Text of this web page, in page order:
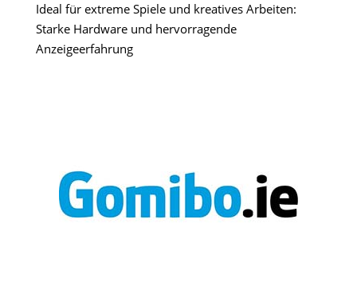
Ideal für extreme Spiele und kreatives Arbeiten:
Starke Hardware und hervorragende
Anzeigeerfahrung